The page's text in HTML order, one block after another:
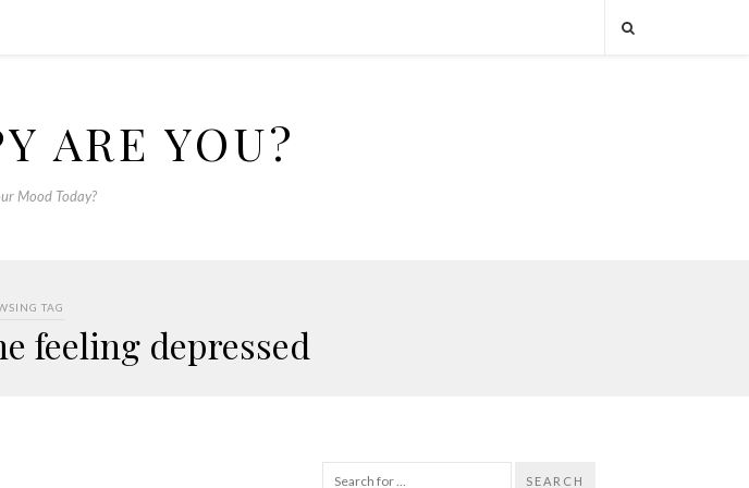
ARE YOU?
Mood Today?
TAG
feeling depressed
SEARCH